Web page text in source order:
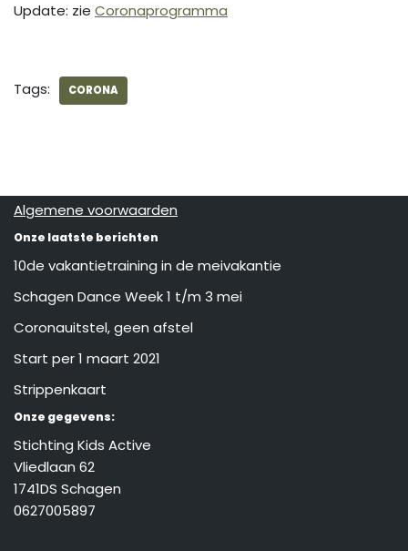
Update: zie Coronaprogramma
Tags: CORONA
Algemene voorwaarden
Onze laatste berichten
10de vakantietraining in de meivakantie
Schagen Dance Week 1 t/m 3 mei
Coronauitstel, geen afstel
Start per 1 maart 2021
Strippenkaart
Onze gegevens:
Stichting Kids Active
Vliedlaan 62
1741DS Schagen
0627005897